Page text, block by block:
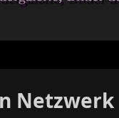
Netzwerk